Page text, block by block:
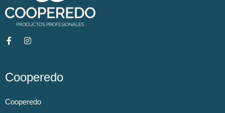
Cooperedo
Cooperedo